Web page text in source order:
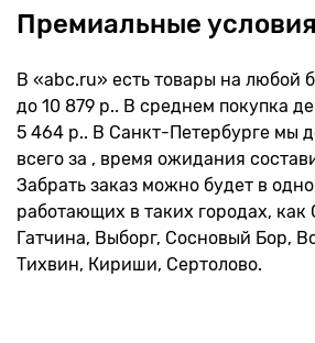
Премиальные условия
В «abc.ru» есть товары на любой
до 10 879 р.. В среднем покупка
5 464 р.. В Санкт-Петербурге мы
всего за , время ожидания
Забрать заказ можно будет в
работающих в таких городах, как
Гатчина, Выборг, Сосновый Бор,
Тихвин, Кириши, Сертолово.